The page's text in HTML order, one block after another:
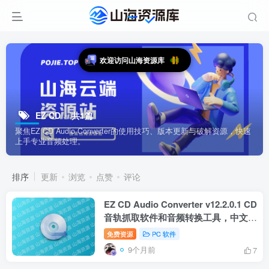
EZ CD 共1篇
聚焦EZ CD Audio Converter的使用技巧、版本更新与破解资源，快速
上手专业音频处理。
排序 更新 浏览 点赞 评论
EZ CD Audio Converter v12.2.0.1 CD
音轨抓取软件和音频转换工具，中文解
锁版
免费资源 PC 软件
9个月前 7
欢迎访问山海资源库